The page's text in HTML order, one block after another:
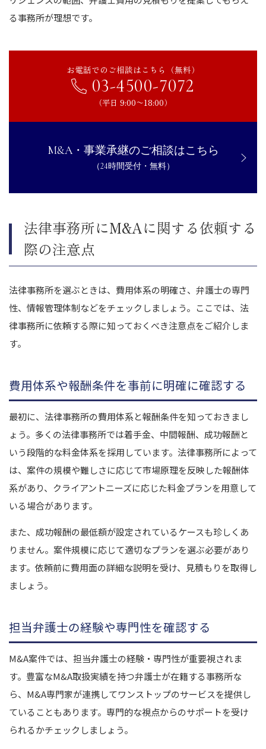
る事務所が理想です。
お電話でのご相談はこちら（無料）
03-4500-7072
（平日 9:00〜18:00）
M&A・事業承継のご相談はこちら
（24時間受付・無料）
法律事務所にM&Aに関する依頼する
際の注意点
法律事務所を選ぶときは、費用体系の明確さ、弁護士の専門
性、情報管理体制などをチェックしましょう。ここでは、法
律事務所に依頼する際に知っておくべき注意点をご紹介しま
す。
費用体系や報酬条件を事前に明確に確認する
最初に、法律事務所の費用体系と報酬条件を知っておきまし
ょう。多くの法律事務所では着手金、中間報酬、成功報酬と
いう段階的な料金体系を採用しています。法律事務所によって
は、案件の規模や難しさに応じて市場原理を反映した報酬体
系があり、クライアントニーズに応じた料金プランを用意して
いる場合があります。
また、成功報酬の最低額が設定されているケースも珍しくあ
りません。案件規模に応じて適切なプランを選ぶ必要があり
ます。依頼前に費用面の詳細な説明を受け、見積もりを取得し
ましょう。
担当弁護士の経験や専門性を確認する
M&A案件では、担当弁護士の経験・専門性が重要視されま
す。豊富なM&A取扱実績を持つ弁護士が在籍する事務所な
ら、M&A専門家が連携してワンストップのサービスを提供し
ていることもあります。専門的な視点からのサポートを受け
られるかチェックしましょう。